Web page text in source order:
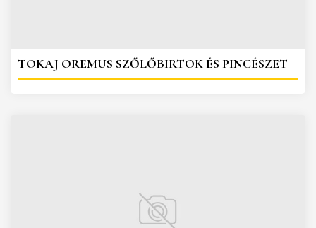
TOKAJ OREMUS SZŐLŐBIRTOK ÉS PINCÉSZET